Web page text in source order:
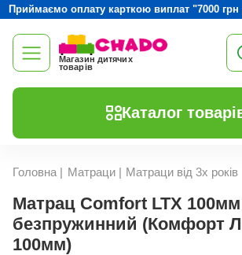
Приймаємо оплату карткою виплат "7000
Магазин дитячих
товарів
Каталог
Головна | Матраци| Матраци від 3х років
Матрац Comfort LTX 100мм
безпружинний (Комфорт
100мм)